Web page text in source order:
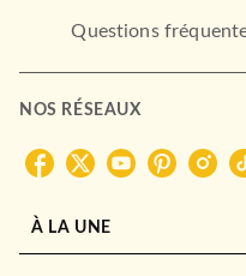
Questions
NOS RÉSEAUX
À LA UNE